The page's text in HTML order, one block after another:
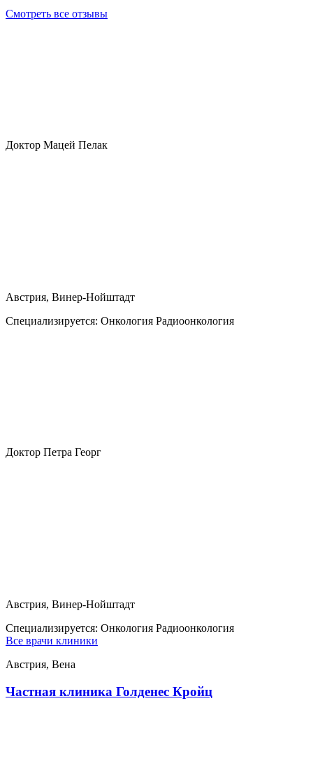
Смотреть все отзывы
Доктор Мацей Пелак
Австрия, Винер-Нойштадт
Специализируется: Онкология Радиоонкология
Доктор Петра Георг
Австрия, Винер-Нойштадт
Специализируется: Онкология Радиоонкология
Все врачи клиники
Австрия, Вена
Частная клиника Голденес Кройц